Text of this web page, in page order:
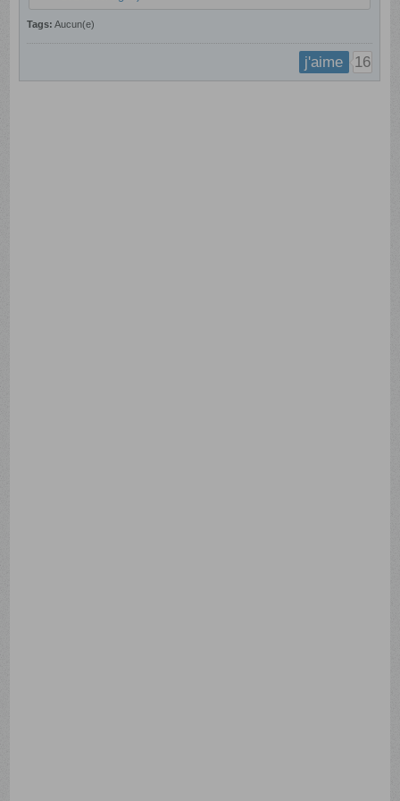
Tags: Aucun(e)
j'aime 16